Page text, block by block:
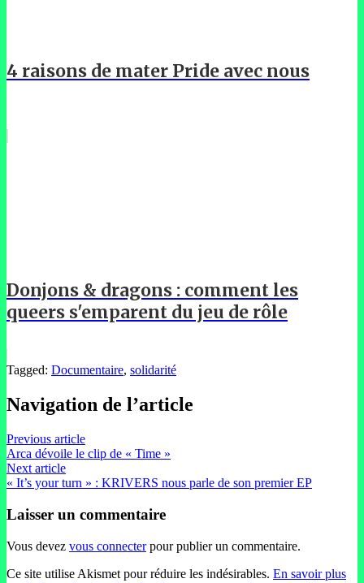
4 raisons de mater Pride avec nous
Donjons & dragons : comment les
queers s'emparent du jeu de rôle
Tagged: Documentaire, solidarité
Navigation de l’article
Previous article
Arca dévoile le clip de « Time »
Next article
« It’s your turn » : KRIVERS nous parle de son premier EP
Laisser un commentaire
Vous devez vous connecterpour publier un commentaire.
Ce site utilise Akismet pour réduire les indésirables. En savoir plus